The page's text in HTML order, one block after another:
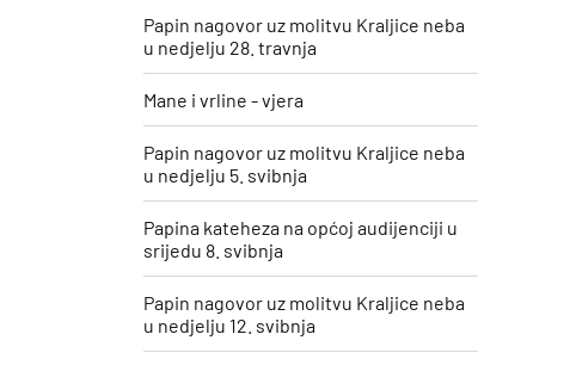
Papin nagovor uz molitvu Kraljice neba
u nedjelju 28. travnja
Mane i vrline - vjera
Papin nagovor uz molitvu Kraljice neba
u nedjelju 5. svibnja
Papina kateheza na općoj audijenciji u
srijedu 8. svibnja
Papin nagovor uz molitvu Kraljice neba
u nedjelju 12. svibnja